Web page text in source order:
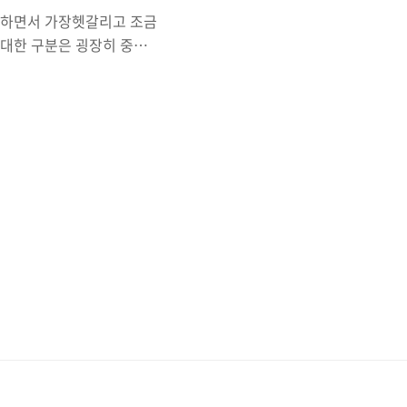
면서 가장헷갈리고 조금
한 구분은 굉장히 중요
되지 않는다는 특징이